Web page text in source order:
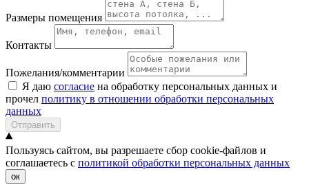
Размеры помещения
Контакты
Пожелания/комментарии
Я даю согласие на обработку персональных данных и
прочел политику в отношении обработки персональных
данных
Отправить
Пользуясь сайтом, вы разрешаете сбор cookie-файлов и
соглашаетесь с политикой обработки персональных данных
ок